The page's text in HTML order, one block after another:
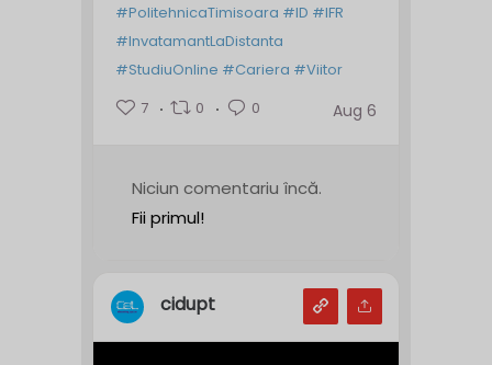
#PolitehnicaTimisoara #ID #IFR
#InvatamantLaDistanta
#StudiuOnline #Cariera #Viitor
7
0 0 Aug 6
Niciun comentariu încă.
Fii primul!
cidupt